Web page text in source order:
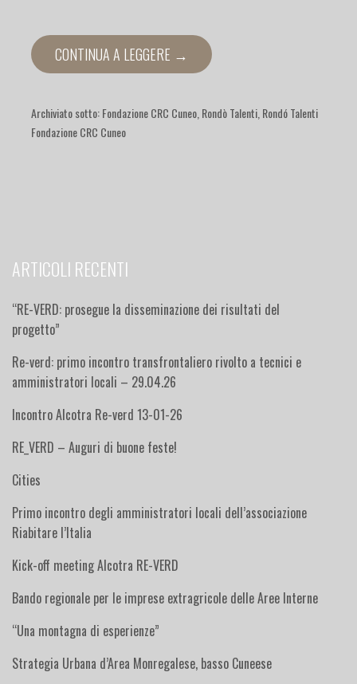
CONTINUA A LEGGERE →
Archiviato sotto:Fondazione CRC Cuneo Rondò Talenti Rondó Talenti
Fondazione CRC Cuneo
ARTICOLI RECENTI
“RE-VERD: prosegue la disseminazione dei risultati del
progetto”
Re-verd: primo incontro transfrontaliero rivolto a tecnici e
amministratori locali – 29.04.26
Incontro Alcotra Re-verd 13-01-26
RE_VERD – Auguri di buone feste!
Cities
Primo incontro degli amministratori locali dell’associazione
Riabitare l’Italia
Kick-off meeting Alcotra RE-VERD
Bando regionale per le imprese extragricole delle Aree Interne
“Una montagna di esperienze”
Strategia Urbana d’Area Monregalese, basso Cuneese